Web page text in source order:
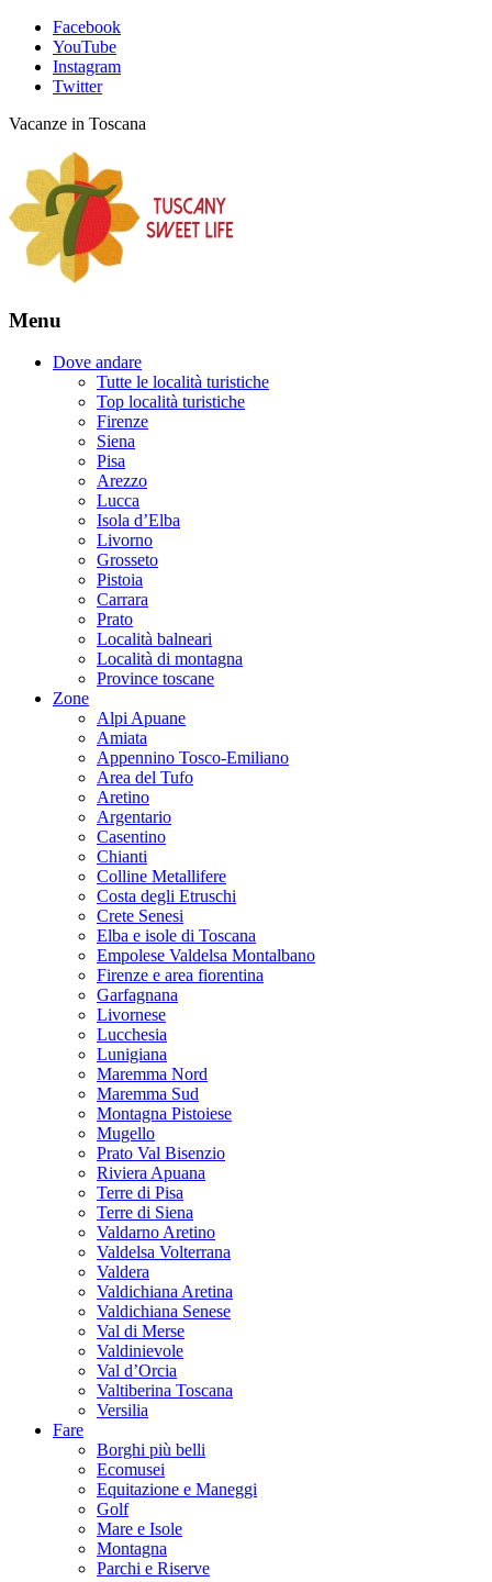
Facebook
YouTube
Instagram
Twitter
Vacanze in Toscana
Menu
Dove andare
Tutte le località turistiche
Top località turistiche
Firenze
Siena
Pisa
Arezzo
Lucca
Isola d’Elba
Livorno
Grosseto
Pistoia
Carrara
Prato
Località balneari
Località di montagna
Province toscane
Zone
Alpi Apuane
Amiata
Appennino Tosco-Emiliano
Area del Tufo
Aretino
Argentario
Casentino
Chianti
Colline Metallifere
Costa degli Etruschi
Crete Senesi
Elba e isole di Toscana
Empolese Valdelsa Montalbano
Firenze e area fiorentina
Garfagnana
Livornese
Lucchesia
Lunigiana
Maremma Nord
Maremma Sud
Montagna Pistoiese
Mugello
Prato Val Bisenzio
Riviera Apuana
Terre di Pisa
Terre di Siena
Valdarno Aretino
Valdelsa Volterrana
Valdera
Valdichiana Aretina
Valdichiana Senese
Val di Merse
Valdinievole
Val d’Orcia
Valtiberina Toscana
Versilia
Fare
Borghi più belli
Ecomusei
Equitazione e Maneggi
Golf
Mare e Isole
Montagna
Parchi e Riserve